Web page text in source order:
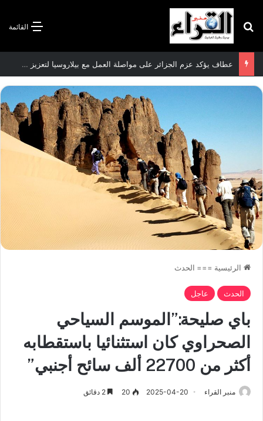
القائمة بحث عن
سعيود يشدد على إلزامية استكمال جميع عمليات تعويض متضرري حرائق الغابات قبل نهاية شهر أوت
الرئيسية === الحدث
الحدث عاجل
باي صليحة:”الموسم السياحي
الصحراوي كان استثنائيا باستقطابه
أكثر من 22700 ألف سائح أجنبي”
منبر القراء 2025-04-20
20